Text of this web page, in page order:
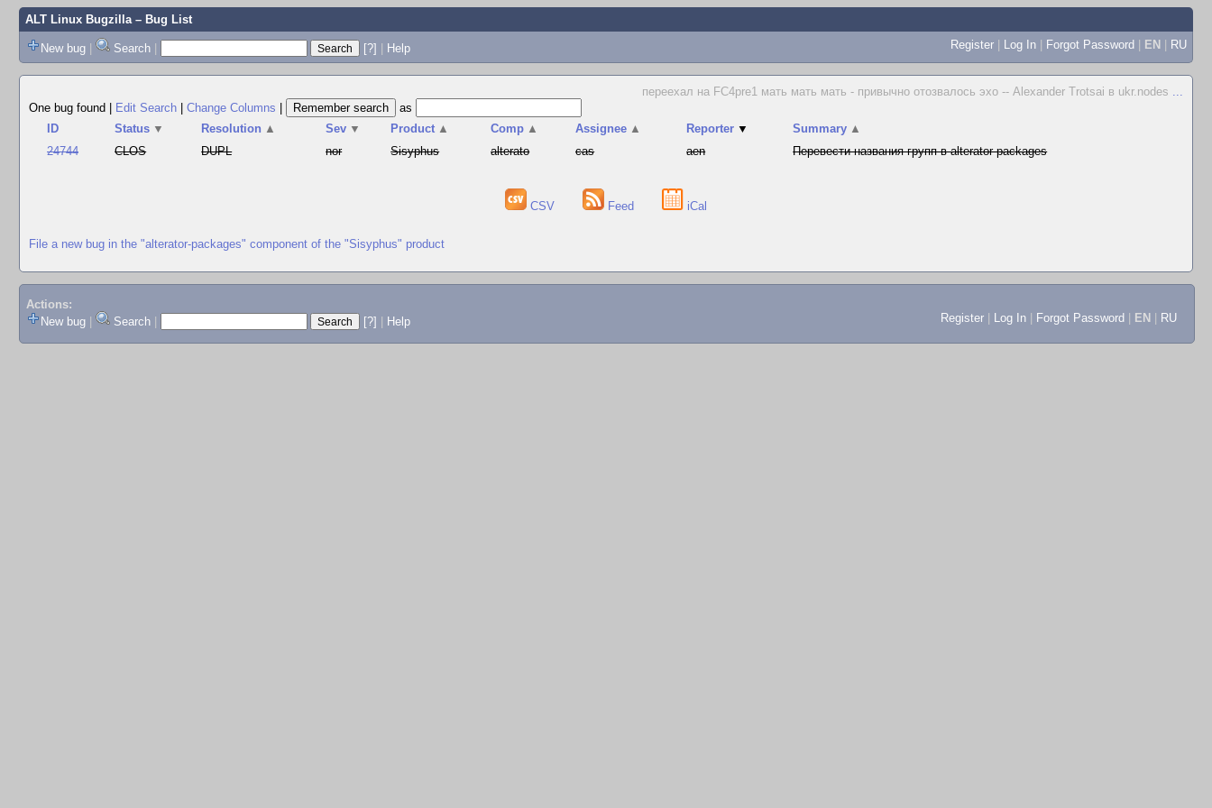
ALT Linux Bugzilla– Bug List
New bug | Search | [?] | Help Register | Log In | Forgot Password | EN | RU
переехал на FC4pre1 мать мать мать - привычно отозвалось эхо -- Alexander Trotsai в ukr.nodes ...
One bug found
Edit Search Change Columns
as
ID
Status ▼ Resolution ▲ Sev ▼ Product ▲ Comp ▲ Assignee ▲ Reporter ▼ Summary ▲
24744
CLOS DUPL nor Sisyphus alterato cas aen Перевести названия групп в alterator-packages
CSV Feed iCal
File a new bug in the "alterator-packages" component of the "Sisyphus" product
Actions:
New bug
Search [?] Help Register Log In Forgot Password EN RU